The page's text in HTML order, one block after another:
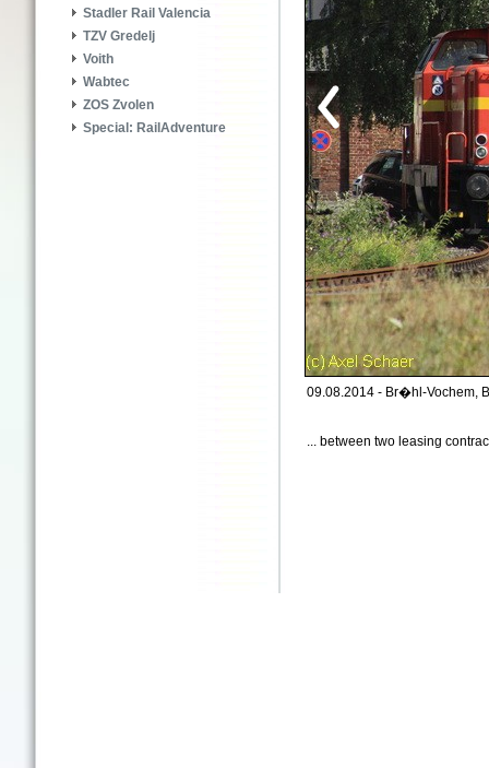
Stadler Rail Valencia
TZV Gredelj
Voith
Wabtec
ZOS Zvolen
Special: RailAdventure
09.08.2014 - Br�hl-Vochem,
... between two leasing